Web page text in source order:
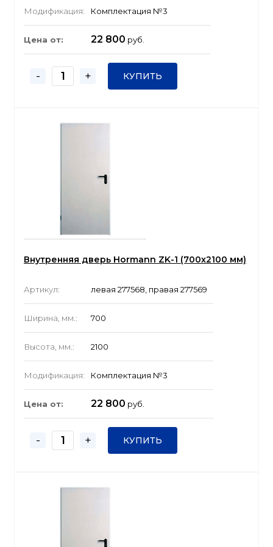
Модификация: Комплектация №3
Цена от: 22 800 руб.
- + КУПИТЬ
Внутренняя дверь Hormann ZK-1 (700x2100 мм)
Артикул: левая 277568, правая 277569
Ширина, мм.: 700
Высота, мм.: 2100
Модификация: Комплектация №3
Цена от: 22 800 руб.
- + КУПИТЬ